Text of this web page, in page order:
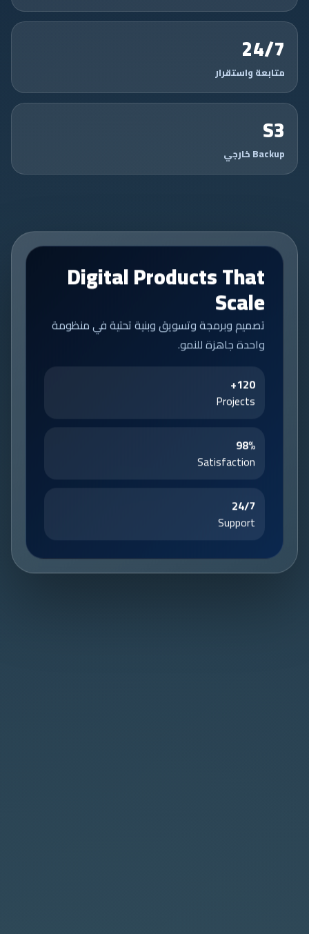
24/7
متابعة واستقرار
S3
Backup خارجي
Digital Products That
Scale
تصميم وبرمجة وتسويق وبنية تحتية في منظومة
واحدة جاهزة للنمو.
120+
Projects
98%
Satisfaction
24/7
Support